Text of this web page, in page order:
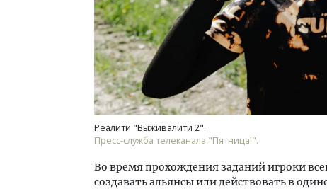
Реалити "Выживалити 2".
Пресс-служба телеканала "Пятница!".
Во время прохождения заданий игроки
создавать альянсы или действовать в